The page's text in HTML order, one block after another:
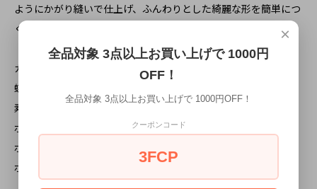
ようにかがり縫いで仕上げ、ふんわりとした綺麗な形を簡単につ
くれます。
カラー: レッド
蝶ネクタイスタイル: 簡易装着タイプ
素材: ポリエステル
ボウタイリボンサイズ: 約11cm x 5.8cm
ボウタイネックサイズ: 約33cm～59cm
ポケットチーフサイズ: 約24cm x 24cm
×
全品対象 3点以上お買い上げで 1000円
OFF！
全品対象 3点以上お買い上げで 1000円OFF！
クーポンコード
3FCP